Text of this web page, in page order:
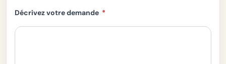
Décrivez votre demande